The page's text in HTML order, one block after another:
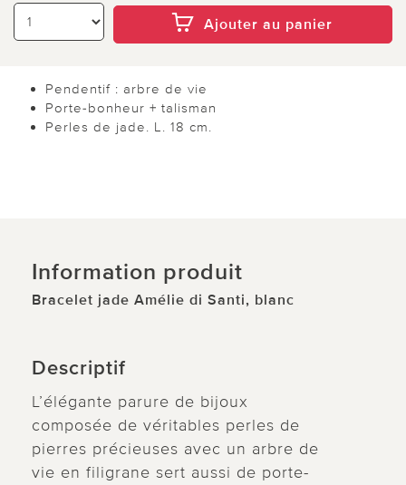
Ajouter au panier
Pendentif : arbre de vie
Porte-bonheur + talisman
Perles de jade. L. 18 cm.
Information produit
Bracelet jade Amélie di Santi, blanc
Descriptif
L’élégante parure de bijoux
composée de véritables perles de
pierres précieuses avec un arbre de
vie en filigrane sert aussi de porte-